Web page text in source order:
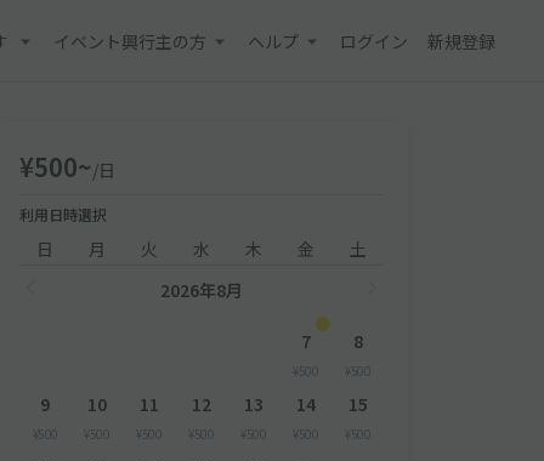
イベント興行主の方 ヘルプ ログイン 新規登録
¥500~/日
利用日時選択
日 月 火 水 木 金
土
2026年8月
7
¥500
8
¥500
9
¥500
10
¥500
11
¥500
12
¥500
13
¥500
14
¥500
15
¥500